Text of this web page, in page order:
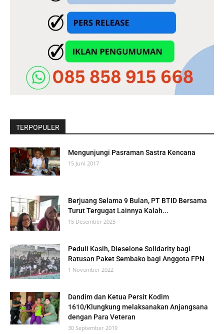
TERPOPULER
Mengunjungi Pasraman Sastra Kencana
15 Juni 2017
Berjuang Selama 9 Bulan, PT BTID Bersama
Turut Tergugat Lainnya Kalah...
15 Desember 2025
Peduli Kasih, Dieselone Solidarity bagi
Ratusan Paket Sembako bagi Anggota FPN
1 November 2022
Dandim dan Ketua Persit Kodim
1610/Klungkung melaksanakan Anjangsana
dengan Para Veteran
30 September 2019